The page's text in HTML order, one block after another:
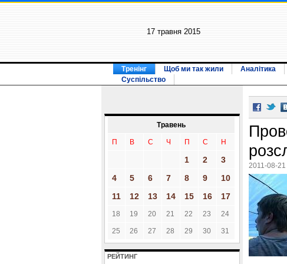
17 травня 2015
Тренінг Щоб ми так жили Аналітика
Суспільство
Травень
П В С Ч П С Н
1 2
3
4
5 6 7 8 9
10
11
12 13 14 15 16 17
18 19 20 21 22 23 24
25 26 27 28 29 30 31
РЕЙТИНГ
2011-08-21